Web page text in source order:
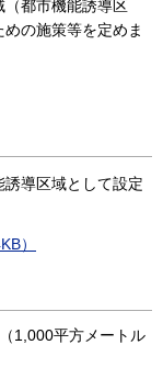
（都市機能誘導区
の施策等を定めま
導区域として設定
）
1,000平方メートル